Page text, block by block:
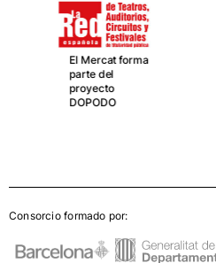
El Mercat forma
parte del
proyecto
DOPODO
Consorcio formado por: